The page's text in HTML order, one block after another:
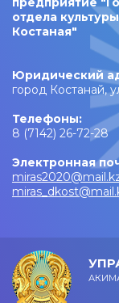
отдела
Костаная"
Юридический
город Костанай,
Телефоны:
8 (7142) 26-72-28
Электронная